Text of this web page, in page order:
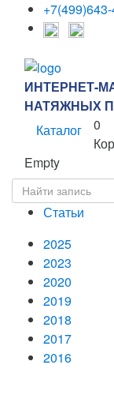
ИНТЕРНЕТ-
НАТЯЖНЫХ
Каталог
0
Empty
Статьи
2025
2023
2020
2019
2018
2017
2016